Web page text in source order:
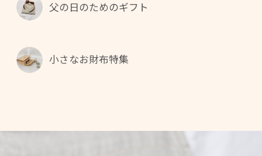
父の日のためのギフト
小さなお財布特集